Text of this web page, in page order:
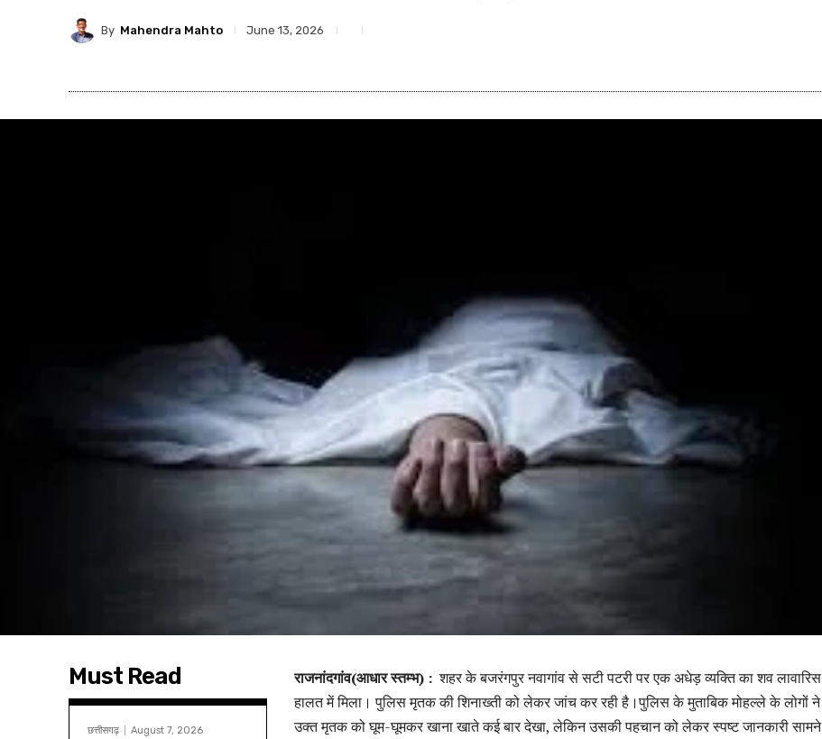
By Mahendra Mahto June 13, 2026
Must Read
छत्तीसगढ़ August 7, 2026
राजनांदगांव(आधार स्तम्भ) :शहर के बजरंगपुर नवागांव से सटी पटरी पर एक अधेड़ व्यक्ति का शव लावारिस
हालत में मिला। पुलिस मृतक की शिनाख्ती को लेकर जांच कर रही है।पुलिस के मुताबिक मोहल्ले के लोगों ने
उक्त मृतक को घूम-घूमकर खाना खाते कई बार देखा, लेकिन उसकी पहचान को लेकर स्पष्ट जानकारी सामने